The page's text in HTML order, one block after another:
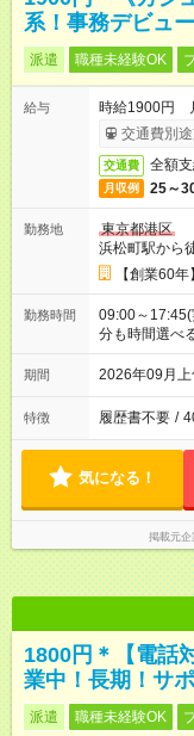
系！事務デビュ
派遣 職種未経験OK
給与
時給1900円
交通費別
交通費 全額
月収例 25～
勤務地
東京都港区
浜松町駅から
【創業60
勤務時間
09:00～
分も時間選べ
期間 2026年09月
特徴 履歴書不要 /
気になる！
掲載元企
1800円＊【電話
業中！長期！サ
派遣 職種未経験OK